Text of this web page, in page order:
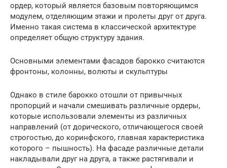
ордер, который является базовым повторяющимся
модулем, отделяющим этажи и пролеты друг от друга.
Именно такая система в классической архитектуре
определяет общую структуру здания.
Основными элементами фасадов барокко считаются
фронтоны, колонны, волюты и скульптуры
Однако в стиле барокко отошли от привычных
пропорций и начали смешивать различные ордеры,
которые использовали элементы из различных
направлений (от дорического, отличающегося своей
строгостью, до коринфского, главная характеристика
которого – пышность). На фасаде различные детали
накладывали друг на друга, а также растягивали и